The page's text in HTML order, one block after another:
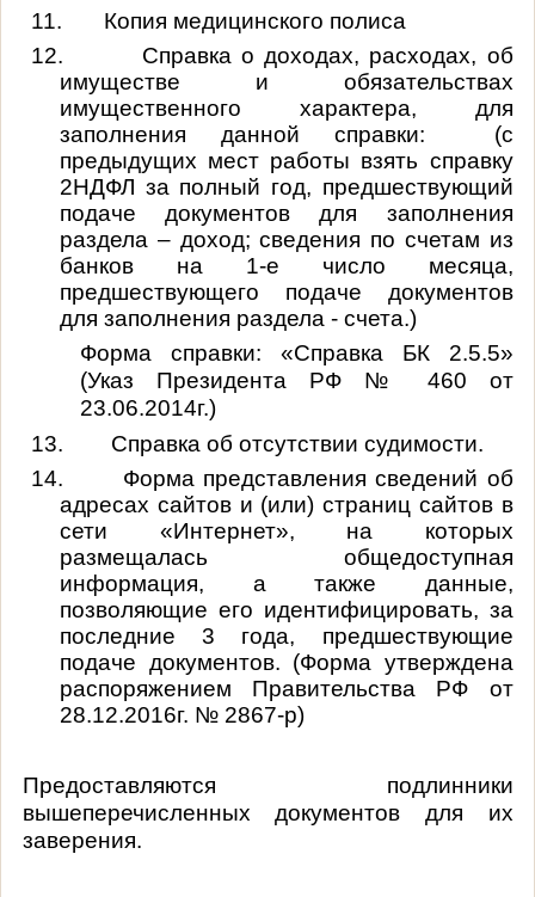
11. Копия медицинского полиса
12.
Справка о доходах, расходах, об
имуществе и обязательствах
имущественного характера, для
заполнения данной справки: (с
предыдущих мест работы взять справку
2НДФЛ за полный год, предшествующий
подаче документов для заполнения
раздела – доход; сведения по счетам из
банков на 1-е число месяца,
предшествующего подаче документов
для заполнения раздела - счета.)
Форма справки: «Справка БК 2.5.5»
(Указ Президента РФ № 460 от
23.06.2014г.)
13.
Справка об отсутствии судимости.
14. Форма представления сведений об
адресах сайтов и (или) страниц сайтов в
сети «Интернет», на которых
размещалась общедоступная
информация, а также данные,
позволяющие его идентифицировать, за
последние 3 года, предшествующие
подаче документов. (Форма утверждена
распоряжением Правительства РФ от
28.12.2016г. № 2867-р)
Предоставляются подлинники
вышеперечисленных документов для их
заверения.